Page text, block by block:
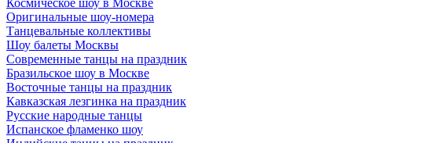
Космическое шоу в Москве
Оригинальные шоу-номера
Танцевальные коллективы
Шоу балеты Москвы
Современные танцы на праздник
Бразильское шоу в Москве
Восточные танцы на праздник
Кавказская лезгинка на праздник
Русские народные танцы
Испанское фламенко шоу